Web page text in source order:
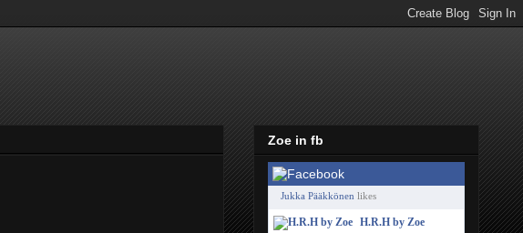
Zoe in fb
Jukka Pääkkönen likes
H.R.H by Zoe